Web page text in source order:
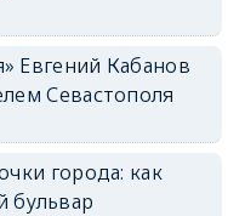
Евгений Кабанов
Севастополя
города: как
бульвар